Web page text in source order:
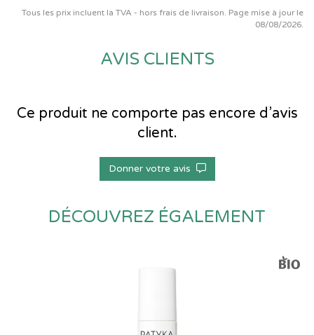
Tous les prix incluent la TVA - hors frais de livraison. Page mise à jour le
08/08/2026.
AVIS CLIENTS
Ce produit ne comporte pas encore d’avis
client.
Donner votre avis
DÉCOUVREZ ÉGALEMENT